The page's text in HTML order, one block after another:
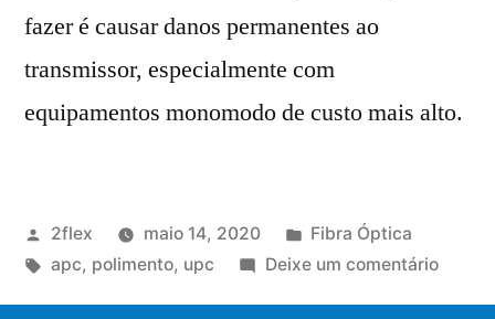
fazer é causar danos permanentes ao
transmissor, especialmente com
equipamentos monomodo de custo mais alto.
2flex maio 14, 2020
Fibra Óptica
apc, polimento, upc Deixe um comentário